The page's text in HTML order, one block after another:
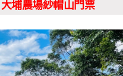
大埔農場紗帽山門票